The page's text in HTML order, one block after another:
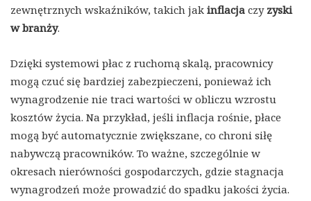
zewnętrznych wskaźników, takich jak inflacja czy zyski
w branży.
Dzięki systemowi płac z ruchomą skalą, pracownicy
mogą czuć się bardziej zabezpieczeni, ponieważ ich
wynagrodzenie nie traci wartości w obliczu wzrostu
kosztów życia. Na przykład, jeśli inflacja rośnie, płace
mogą być automatycznie zwiększane, co chroni siłę
nabywczą pracowników. To ważne, szczególnie w
okresach nierówności gospodarczych, gdzie stagnacja
wynagrodzeń może prowadzić do spadku jakości życia.